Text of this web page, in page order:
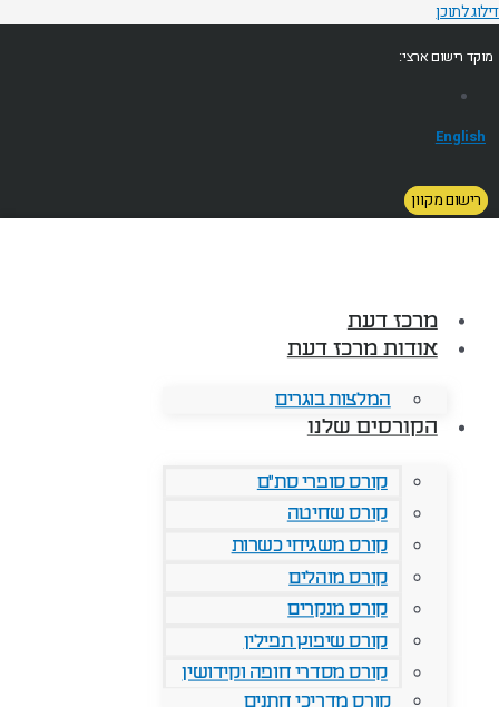
דילוג לתוכן
מוקד רישום ארצי:
English
רישום מקוון
מרכז דעת
אודות מרכז דעת
המלצות בוגרים
הקורסים שלנו
קורס סופרי סת"ם
קורס שחיטה
קורס משגיחי כשרות
קורס מוהלים
קורס מנקרים
קורס שיפוץ תפילין
קורס מסדרי חופה וקידושין
קורס מדריכי חתנים